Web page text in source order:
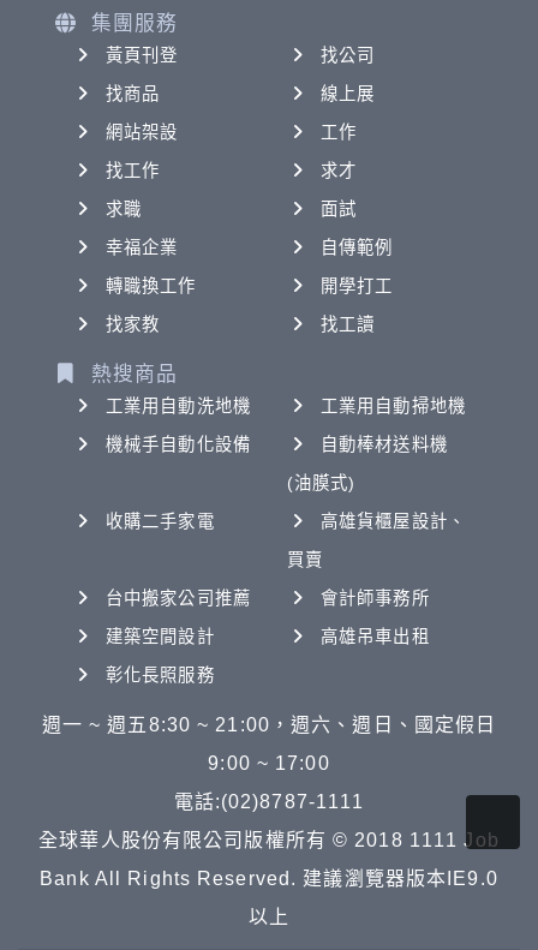
集團服務
黃頁刊登
找公司
找商品
線上展
網站架設
工作
找工作
求才
求職
面試
幸福企業
自傳範例
轉職換工作
開學打工
找家教
找工讀
熱搜商品
工業用自動洗地機
工業用自動掃地機
機械手自動化設備
自動棒材送料機
(油膜式)
收購二手家電
高雄貨櫃屋設計、
買賣
台中搬家公司推薦
會計師事務所
建築空間設計
高雄吊車出租
彰化長照服務
週一 ~ 週五8:30 ~ 21:00，週六、週日、國定假日
9:00 ~ 17:00
電話:(02)8787-1111
全球華人股份有限公司版權所有 © 2018 1111 Job
Bank All Rights Reserved. 建議瀏覽器版本IE9.0
以上